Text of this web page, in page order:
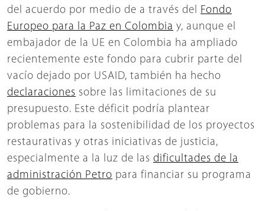
del acuerdo por medio de a través del Fondo
Europeo para la Paz en Colombia y, aunque el
embajador de la UE en Colombia ha ampliado
recientemente este fondo para cubrir parte del
vacío dejado por USAID, también ha hecho
declaraciones sobre las limitaciones de su
presupuesto. Este déficit podría plantear
problemas para la sostenibilidad de los proyectos
restaurativas y otras iniciativas de justicia,
especialmente a la luz de las dificultades de la
administración Petro para financiar su programa
de gobierno.